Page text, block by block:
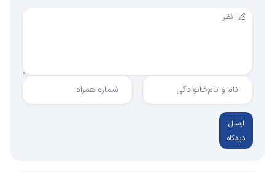
نام و نام‌خانوادگی شماره همراه
ارسال
دیدگاه